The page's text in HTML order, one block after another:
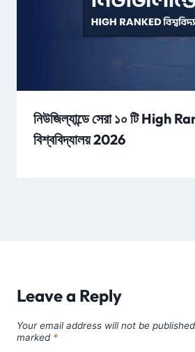
নিউজিল্যান্ডে সেরা ১০ টি High
বিশ্ববিদ্যালয় 2026
Leave a Reply
Your email address will not be
marked *